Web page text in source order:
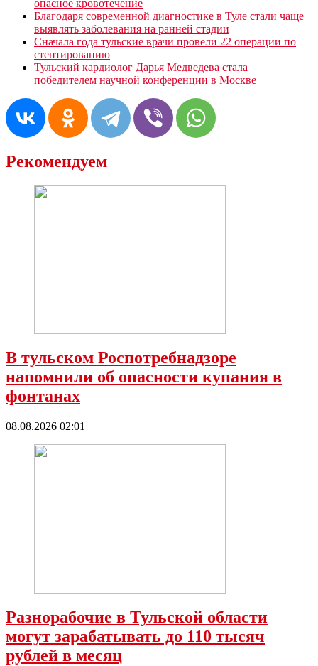
опасное кровотечение
Благодаря современной диагностике в Туле стали чаще
выявлять заболевания на ранней стадии
Сначала года тульские врачи провели 22 операции по
стентированию
Тульский кардиолог Дарья Медведева стала
победителем научной конференции в Москве
Рекомендуем
В тульском Роспотребнадзоре
напомнили об опасности купания в
фонтанах
08.08.2026 02:01
Разнорабочие в Тульской области
могут зарабатывать до 110 тысяч
рублей в месяц